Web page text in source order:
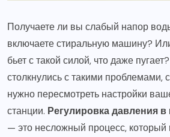
Получаете ли вы слабый напор
включаете стиральную машину?
бьет с такой силой, что даже
столкнулись с такими проблемами,
нужно пересмотреть настройки
станции. Регулировка давления
— это несложный процесс,